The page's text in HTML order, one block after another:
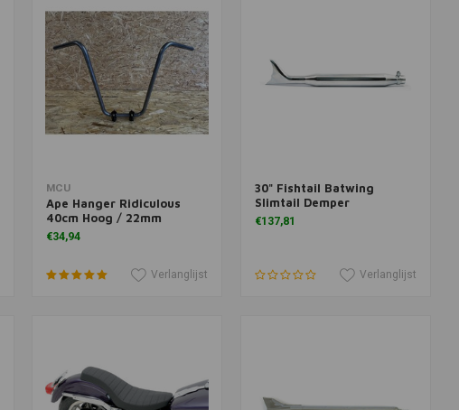
MCU
Ape Hanger Ridiculous
40cm Hoog / 22mm
€34,94
Verlanglijst
Toevoegen aan winkelwagen
30" Fishtail Batwing
Slimtail Demper
€137,81
Verlanglijst